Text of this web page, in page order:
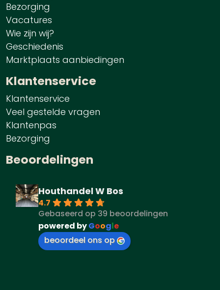
Bezorging
Vacatures
Wie zijn wij?
Geschiedenis
Marktplaats aanbiedingen
Klantenservice
Klantenservice
Veel gestelde vragen
Klantenpas
Bezorging
Beoordelingen
Houthandel W Bos
4.7
Gebaseerd op 39 beoordelingen
powered byGoogle
beoordeel ons op